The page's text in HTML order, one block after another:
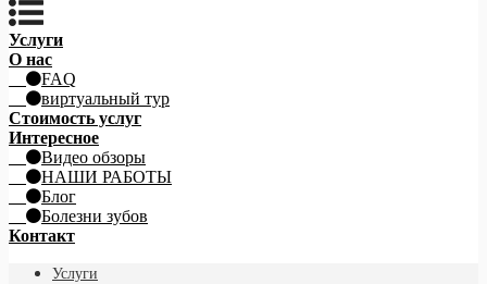
Услуги
О нас
FAQ
виртуальный тур
Стоимость услуг
Интересное
Видео обзоры
НАШИ РАБОТЫ
Блог
Болезни зубов
Контакт
Услуги